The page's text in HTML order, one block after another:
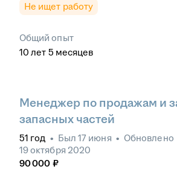
Не ищет работу
Общий опыт
10 лет 5 месяцев
Менеджер по продажам и
запасных частей
51 год • Был 17 июня • Обновлено
19 октября 2020
90 000 ₽